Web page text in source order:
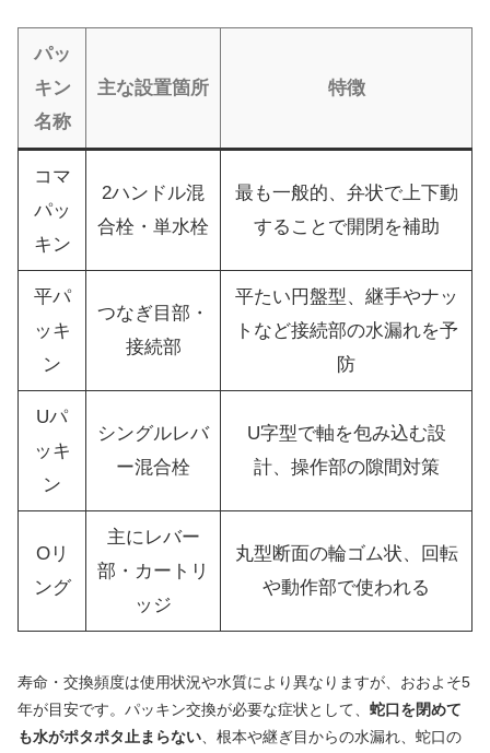
パッ
キン
名称
主な設置箇所 特徴
コマ
パッ
キン
2ハンドル混
合栓・単水栓
最も一般的、弁状で上下動
することで開閉を補助
平パ
ッキ
ン
つなぎ目部・
接続部
平たい円盤型、継手やナッ
トなど接続部の水漏れを予
防
Uパ
ッキ
ン
シングルレバ
ー混合栓
U字型で軸を包み込む設
計、操作部の隙間対策
Oリ
ング
主にレバー
部・カートリ
ッジ
丸型断面の輪ゴム状、回転
や動作部で使われる
寿命・交換頻度は使用状況や水質により異なりますが、おおよそ5
年が目安です。パッキン交換が必要な症状として、 蛇口を閉めて
も水がポタポタ止まらない 、根本や継ぎ目からの水漏れ、蛇口の